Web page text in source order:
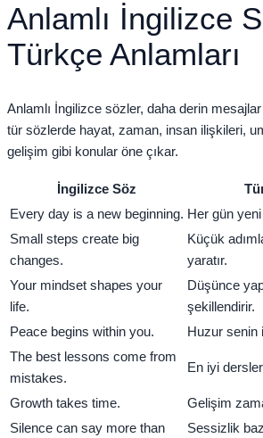
Anlamlı İngilizce
Türkçe Anlamları
Anlamlı İngilizce sözler, daha derin
tür sözlerde hayat, zaman, insan ilişkileri,
gelişim gibi konular öne çıkar.
İngilizce Söz
Every day is a new beginning. Her gün yeni
Small steps create big
changes.
Küçük
yaratır.
Your mindset shapes your
life.
Düşünce
şekillendirir.
Peace begins within you.
Huzur senin
The best lessons come from
mistakes.
En iyi
Growth takes time.
Gelişim
Silence can say more than
Sessizlik